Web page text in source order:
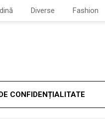
Diverse Fashion
CONFIDENȚIALITATE